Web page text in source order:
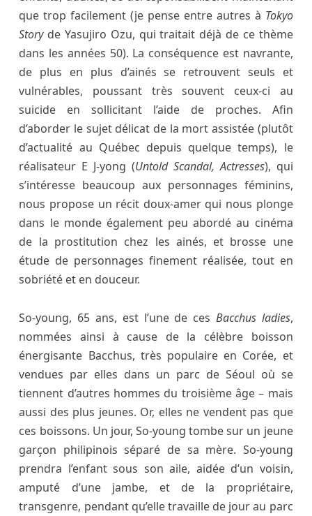
que trop facilement (je pense entre autres à Tokyo
Story de Yasujiro Ozu, qui traitait déjà de ce thème
dans les années 50). La conséquence est navrante,
de plus en plus d’ainés se retrouvent seuls et
vulnérables, poussant très souvent ceux-ci au
suicide en sollicitant l’aide de proches. Afin
d’aborder le sujet délicat de la mort assistée (plutôt
d’actualité au Québec depuis quelque temps), le
réalisateur E J-yong (Untold Scandal, Actresses), qui
s’intéresse beaucoup aux personnages féminins,
nous propose un récit doux-amer qui nous plonge
dans le monde également peu abordé au cinéma
de la prostitution chez les ainés, et brosse une
étude de personnages finement réalisée, tout en
sobriété et en douceur.
So-young, 65 ans, est l’une de ces Bacchus ladies,
nommées ainsi à cause de la célèbre boisson
énergisante Bacchus, très populaire en Corée, et
vendues par elles dans un parc de Séoul où se
tiennent d’autres hommes du troisième âge – mais
aussi des plus jeunes. Or, elles ne vendent pas que
ces boissons. Un jour, So-young tombe sur un jeune
garçon philipinois séparé de sa mère. So-young
prendra l’enfant sous son aile, aidée d’un voisin,
amputé d’une jambe, et de la propriétaire,
transgenre, pendant qu’elle travaille de jour au parc